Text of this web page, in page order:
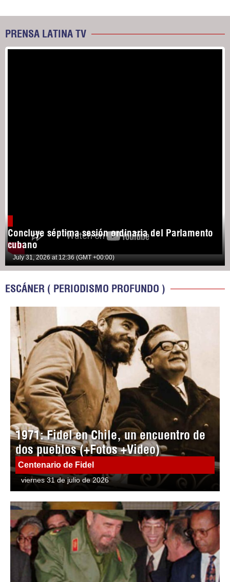
PRENSA LATINA TV
Concluye séptima sesión ordinaria del Parlamento
cubano
July 31, 2026 at 12:36 (GMT +00:00)
ESCÁNER ( PERIODISMO PROFUNDO )
1971: Fidel en Chile, un encuentro de
dos pueblos (+Fotos +Video)
Centenario de Fidel
viernes 31 de julio de 2026